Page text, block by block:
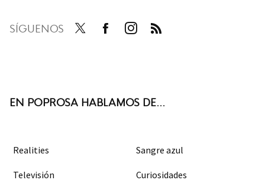
SÍGUENOS
EN POPROSA HABLAMOS DE...
Realities Sangre azul
Televisión Curiosidades